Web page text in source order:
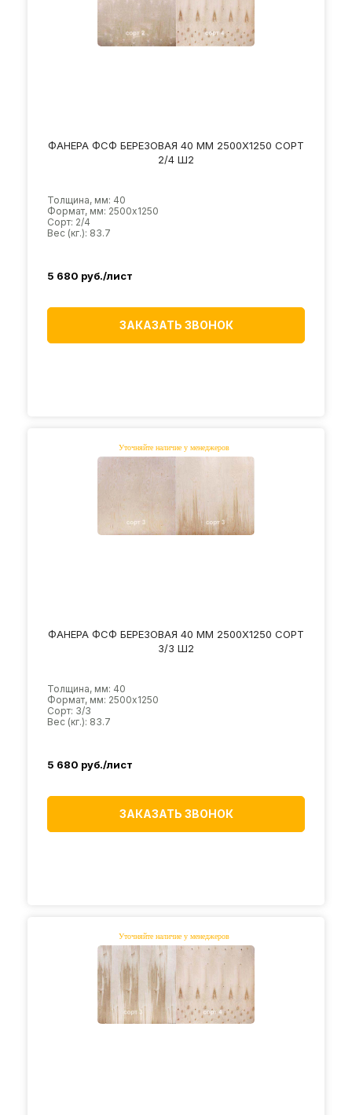
ФАНЕРА ФСФ БЕРЕЗОВАЯ 40 ММ 2500Х1250 СОРТ
2/4 Ш2
Толщина, мм: 40
Формат, мм: 2500х1250
Сорт: 2/4
Вес (кг.): 83.7
5 680 руб./лист
ЗАКАЗАТЬ ЗВОНОК
ФАНЕРА ФСФ БЕРЕЗОВАЯ 40 ММ 2500Х1250 СОРТ
3/3 Ш2
Толщина, мм: 40
Формат, мм: 2500х1250
Сорт: 3/3
Вес (кг.): 83.7
5 680 руб./лист
ЗАКАЗАТЬ ЗВОНОК